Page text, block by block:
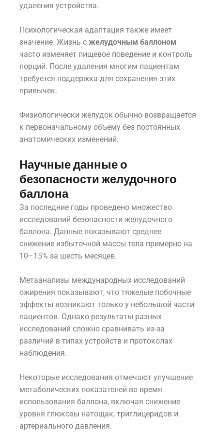
удаления устройства.
Психологическая адаптация также имеет
значение. Жизнь с желудочным баллоном
часто изменяет пищевое поведение и контроль
порций. После удаления многим пациентам
требуется поддержка для сохранения этих
привычек.
Физиологически желудок обычно возвращается
к первоначальному объему без постоянных
анатомических изменений.
Научные данные о
безопасности желудочного
баллона
За последние годы проведено множество
исследований безопасности желудочного
баллона. Данные показывают среднее
снижение избыточной массы тела примерно на
10–15% за шесть месяцев.
Метаанализы международных исследований
ожирения показывают, что тяжелые побочные
эффекты возникают только у небольшой части
пациентов. Однако результаты разных
исследований сложно сравнивать из-за
различий в типах устройств и протоколах
наблюдения.
Некоторые исследования отмечают улучшение
метаболических показателей во время
использования баллона, включая снижение
уровня глюкозы натощак, триглицеридов и
артериального давления.